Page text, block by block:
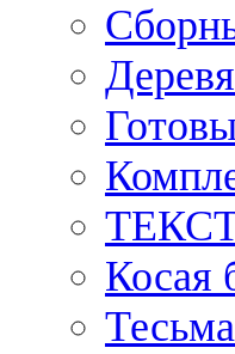
Косая